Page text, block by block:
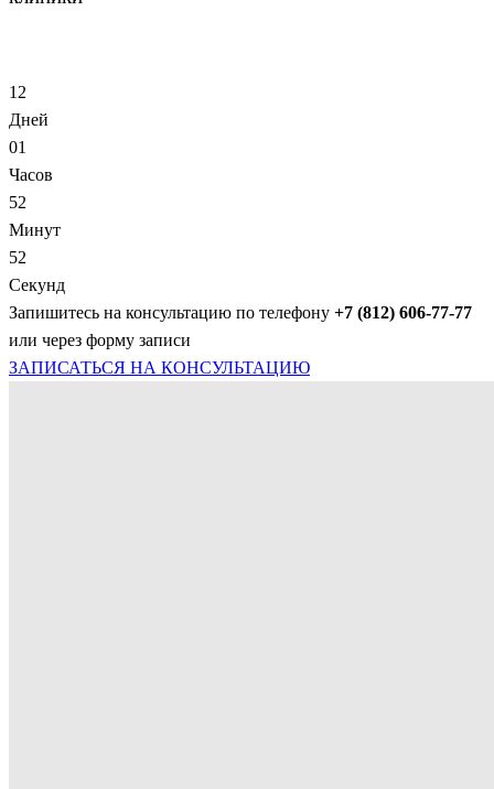
12
Дней
01
Часов
52
Минут
52
Секунд
Запишитесь на консультацию по телефону +7 (812) 606-77-77
или через форму записи
ЗАПИСАТЬСЯ НА КОНСУЛЬТАЦИЮ